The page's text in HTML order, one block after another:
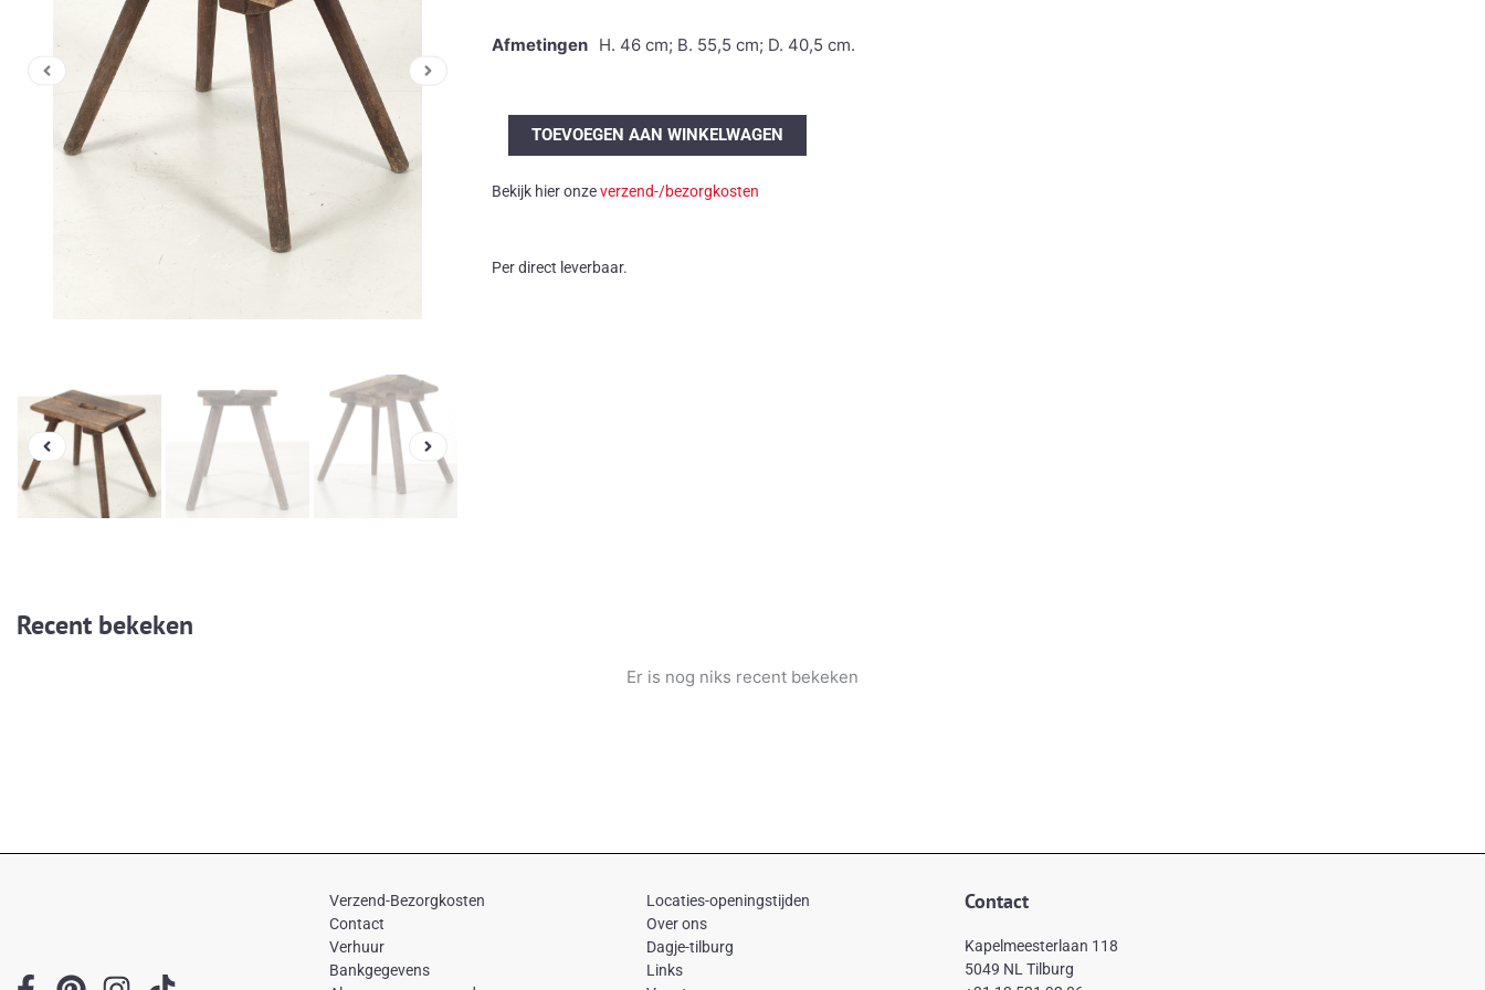
Afmetingen H. 46 cm; B. 55,5 cm; D. 40,5 cm.
Industriële
kruk
aantal
TOEVOEGEN AAN WINKELWAGEN
Bekijk hier onzeverzend-/bezorgkosten
Per direct leverbaar.
Recent bekeken
Er is nog niks recent bekeken
Verzend-Bezorgkosten
Contact
Verhuur
Bankgegevens
Locaties-openingstijden
Over ons
Dagje-tilburg
Links
Contact
Kapelmeesterlaan 118
5049 NL Tilburg